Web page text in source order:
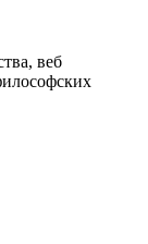
веб